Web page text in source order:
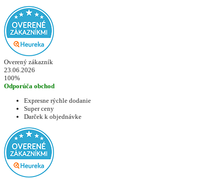
Overený zákazník
23.06.2026
100%
Odporúča obchod
Expresne rýchle dodanie
Super ceny
Darček k objednávke